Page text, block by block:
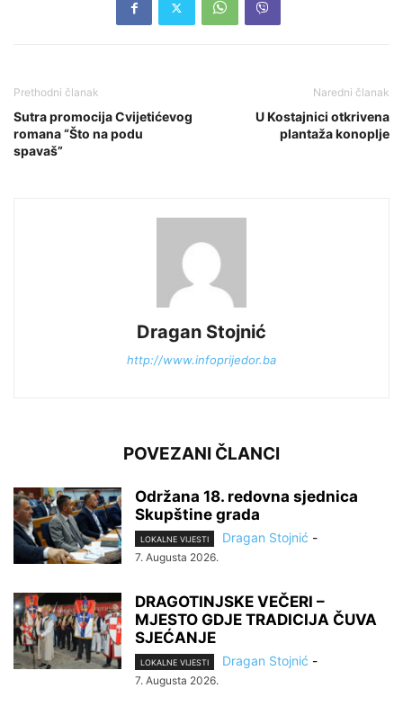
Prethodni članak
Sutra promocija Cvijetićevog
romana “Što na podu
spavaš”
Naredni članak
U Kostajnici otkrivena
plantaža konoplje
Dragan Stojnić
http://www.infoprijedor.ba
POVEZANI ČLANCI
Održana 18. redovna sjednica
Skupštine grada
LOKALNE VIJESTI Dragan Stojnić -
7. Augusta 2026.
DRAGOTINJSKE VEČERI –
MJESTO GDJE TRADICIJA ČUVA
SJEĆANJE
LOKALNE VIJESTI Dragan Stojnić -
7. Augusta 2026.